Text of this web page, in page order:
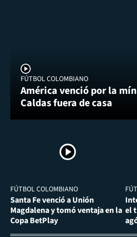
FÚTBOL COLOMBIANO
América venció por la
Caldas fuera de casa
FÚTBOL COLOMBIANO
Santa Fe venció a Unión
Magdalena y tomó ventaja en la
Copa BetPlay
el